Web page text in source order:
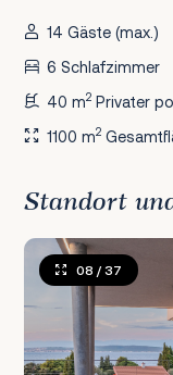
14 Gäste (max.)
6 Schlafzimmer
40 m2 Privater
1100 m2
Standort
08 / 37